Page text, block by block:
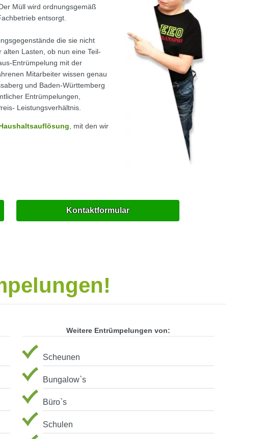
Müll wird ordnungsgemäß
entsorgt.
die sie nicht
Lasten, ob nun eine Teil-
Entrümpelung mit der
Mitarbeiter wissen genau
und Baden-Württemberg
Entrümpelungen,
Leistungsverhältnis.
, mit den wir
Kontaktformular
Weitere Entrümpelungen von:
Scheunen
Bungalow`s
Büro`s
Schulen